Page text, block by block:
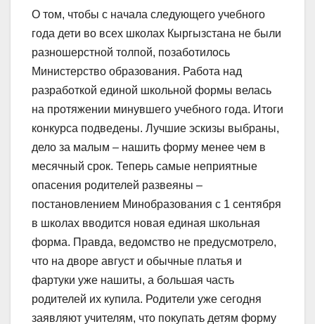
О том, чтобы с начала следующего учебного
года дети во всех школах Кыргызстана не были
разношерстной толпой, позаботилось
Министерство образования. Работа над
разработкой единой школьной формы велась
на протяжении минувшего учебного года. Итоги
конкурса подведены. Лучшие эскизы выбраны,
дело за малым – нашить форму менее чем в
месячный срок. Теперь самые неприятные
опасения родителей развеяны –
постановлением Минобразования с 1 сентября
в школах вводится новая единая школьная
форма. Правда, ведомство не предусмотрело,
что на дворе август и обычные платья и
фартуки уже нашиты, а большая часть
родителей их купила. Родители уже сегодня
заявляют учителям, что покупать детям форму